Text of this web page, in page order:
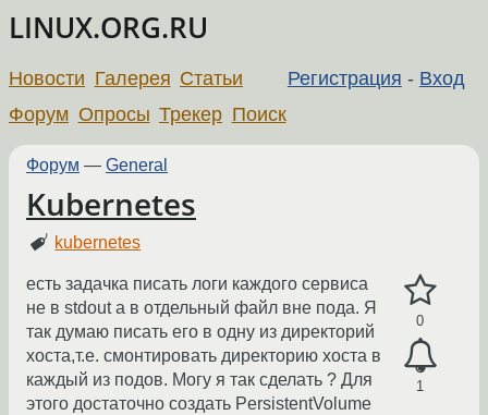
LINUX.ORG.RU
Регистрация - Вход
Новости Галерея Статьи
Форум Опросы Трекер Поиск
Форум — General
Kubernetes
kubernetes
0
1
есть задачка писать логи каждого сервиса
не в stdout а в отдельный файл вне пода. Я
так думаю писать его в одну из директорий
хоста,т.е. смонтировать директорию хоста в
каждый из подов. Могу я так сделать ? Для
этого достаточно создать PersistentVolume